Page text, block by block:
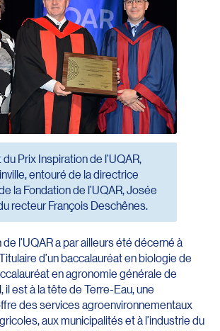
Prix Inspiration de l’UQAR,
entouré de la directrice
la Fondation de l’UQAR, Josée
recteur François Deschênes.
l’UQAR a par ailleurs été décerné à
d’un baccalauréat en biologie de
en agronomie générale de
il est à la tête de Terre-Eau, une
des services agroenvironnementaux
aux municipalités et à l’industrie du